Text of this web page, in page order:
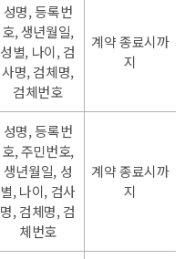
성명, 등록번
호, 생년월일,
성별, 나이, 검
사명, 검체명,
검체번호
계약 종료시까
지
성명, 등록번
호, 주민번호,
생년월일, 성
별, 나이, 검사
명, 검체명, 검
체번호
계약 종료시까
지